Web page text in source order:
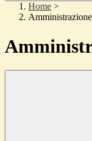
Home >